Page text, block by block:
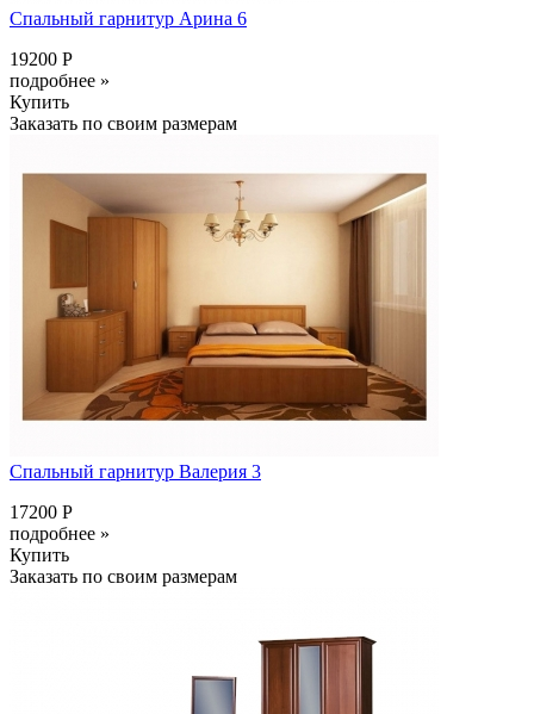
Спальный гарнитур Арина 6
19200 Р
подробнее »
Купить
Заказать по своим размерам
Спальный гарнитур Валерия 3
17200 Р
подробнее »
Купить
Заказать по своим размерам